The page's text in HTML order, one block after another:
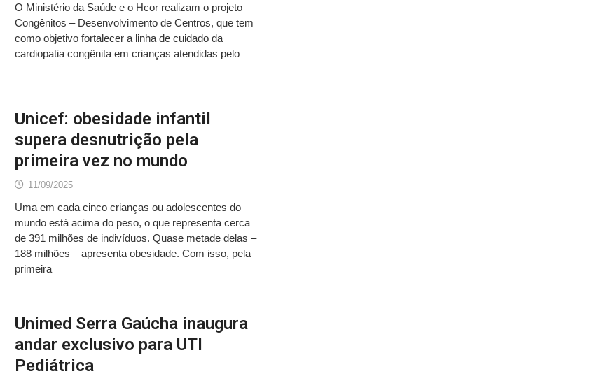
O Ministério da Saúde e o Hcor realizam o projeto
Congênitos – Desenvolvimento de Centros, que tem
como objetivo fortalecer a linha de cuidado da
cardiopatia congênita em crianças atendidas pelo
Unicef: obesidade infantil
supera desnutrição pela
primeira vez no mundo
11/09/2025
Uma em cada cinco crianças ou adolescentes do
mundo está acima do peso, o que representa cerca
de 391 milhões de indivíduos. Quase metade delas –
188 milhões – apresenta obesidade. Com isso, pela
primeira
Unimed Serra Gaúcha inaugura
andar exclusivo para UTI
Pediátrica